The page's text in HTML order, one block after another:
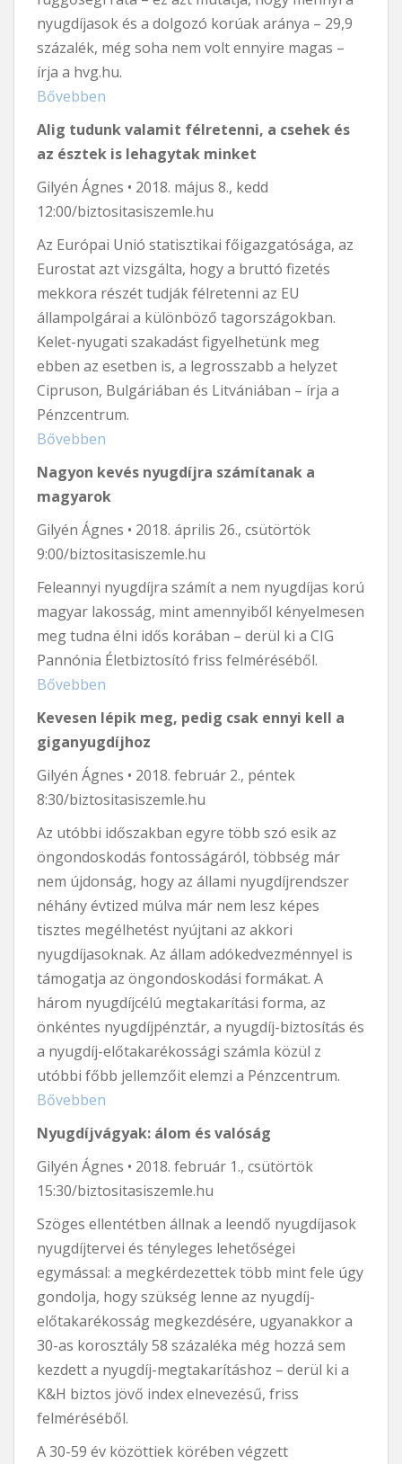
nyugdíjasok és a dolgozó korúak aránya – 29,9
százalék, még soha nem volt ennyire magas –
írja a hvg.hu.
Bővebben
Alig tudunk valamit félretenni, a csehek és
az észtek is lehagytak minket
Gilyén Ágnes • 2018. május 8., kedd
12:00/biztositasiszemle.hu
Az Európai Unió statisztikai főigazgatósága, az
Eurostat azt vizsgálta, hogy a bruttó fizetés
mekkora részét tudják félretenni az EU
állampolgárai a különböző tagországokban.
Kelet-nyugati szakadást figyelhetünk meg
ebben az esetben is, a legrosszabb a helyzet
Cipruson, Bulgáriában és Litvániában – írja a
Pénzcentrum.
Bővebben
Nagyon kevés nyugdíjra számítanak a
magyarok
Gilyén Ágnes • 2018. április 26., csütörtök
9:00/biztositasiszemle.hu
Feleannyi nyugdíjra számít a nem nyugdíjas korú
magyar lakosság, mint amennyiből kényelmesen
meg tudna élni idős korában – derül ki a CIG
Pannónia Életbiztosító friss felméréséből.
Bővebben
Kevesen lépik meg, pedig csak ennyi kell a
giganyugdíjhoz
Gilyén Ágnes • 2018. február 2., péntek
8:30/biztositasiszemle.hu
Az utóbbi időszakban egyre több szó esik az
öngondoskodás fontosságáról, többség már
nem újdonság, hogy az állami nyugdíjrendszer
néhány évtized múlva már nem lesz képes
tisztes megélhetést nyújtani az akkori
nyugdíjasoknak. Az állam adókedvezménnyel is
támogatja az öngondoskodási formákat. A
három nyugdíjcélú megtakarítási forma, az
önkéntes nyugdíjpénztár, a nyugdíj-biztosítás és
a nyugdíj-előtakarékossági számla közül z
utóbbi főbb jellemzőit elemzi a Pénzcentrum.
Bővebben
Nyugdíjvágyak: álom és valóság
Gilyén Ágnes • 2018. február 1., csütörtök
15:30/biztositasiszemle.hu
Szöges ellentétben állnak a leendő nyugdíjasok
nyugdíjtervei és tényleges lehetőségei
egymással: a megkérdezettek több mint fele úgy
gondolja, hogy szükség lenne az nyugdíj-
előtakarékosság megkezdésére, ugyanakkor a
30-as korosztály 58 százaléka még hozzá sem
kezdett a nyugdíj-megtakarításhoz – derül ki a
K&H biztos jövő index elnevezésű, friss
felméréséből.
A 30-59 év közöttiek körében végzett